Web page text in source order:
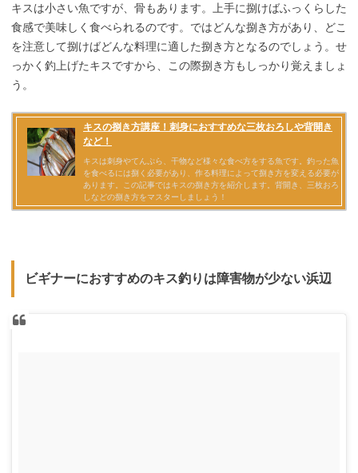
キスは小さい魚ですが、骨もあります。上手に捌けばふっくらした
食感で美味しく食べられるのです。ではどんな捌き方があり、どこ
を注意して捌けばどんな料理に適した捌き方となるのでしょう。せ
っかく釣上げたキスですから、この際捌き方もしっかり覚えましょ
う。
ビギナーにおすすめのキス釣りは障害物が少ない浜辺